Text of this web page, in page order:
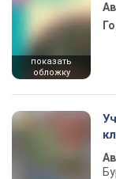
показать
обложку